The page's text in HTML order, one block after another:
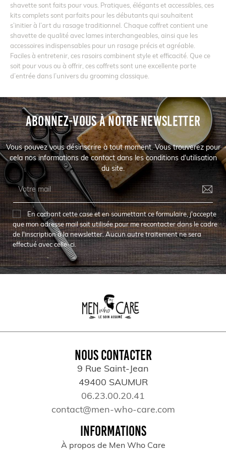
shavette sont faits pour vous. Pratiques, élégants et accessibles, ces
kits complets sont parfaits pour les débutants qui souhaitent
s’initier à l’art du rasage traditionnel. Chaque coffret contient une
shavette de qualité avec lames interchangeables, ainsi que les
accessoires indispensables pour un rasage précis et agréable.
Faciles à entretenir, ces rasoirs combinent style et efficacité. Que ce
soit pour vous ou à offrir, ces coffrets sont une excellente porte
d’entrée dans l’univers du grooming classique.
ABONNEZ-VOUS À NOTRE NEWSLETTER
Vous pouvez vous désinscrire à tout moment. Vous trouverez pour
cela nos informations de contact dans les conditions d'utilisation
du site.
En cochant cette case et en soumettant ce formulaire, j'accepte
que mon adresse mail soit utilisée pour me recontacter dans le cadre
de l'inscription à la newsletter. Aucun autre traitement ne sera
effectué avec celle-ci.
NOUS CONTACTER
9 Rue Saint-Jean
49400 SAUMUR
06.23.00.20.41
contact@men-who-care.com
INFORMATIONS
À propos de Men Who Care